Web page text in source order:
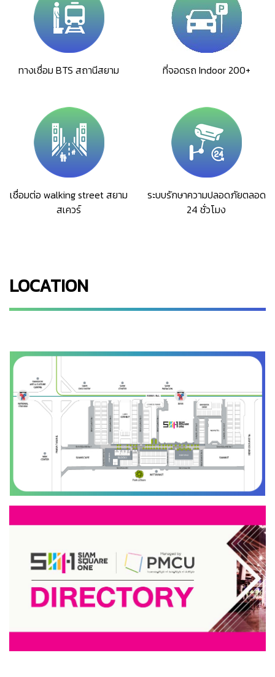
ทางเชื่อม BTS สถานีสยาม ที่จอดรถ Indoor 200+
เชื่อมต่อ walking street สยาม
สเควร์
ระบบรักษาความปลอดภัยตลอด
24 ชั่วโมง
LOCATION